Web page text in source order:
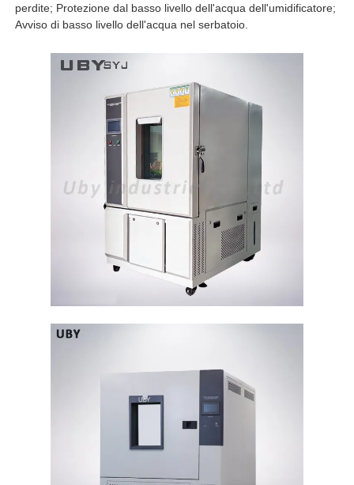
perdite; Protezione dal basso livello dell'acqua dell'umidificatore;
Avviso di basso livello dell'acqua nel serbatoio.